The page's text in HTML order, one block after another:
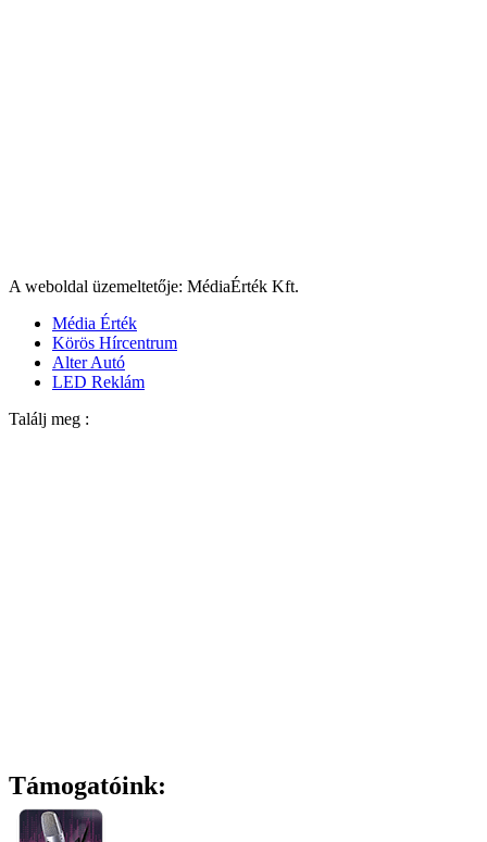
A weboldal üzemeltetője: MédiaÉrték Kft.
Média Érték
Körös Hírcentrum
Alter Autó
LED Reklám
Találj meg :
Támogatóink: